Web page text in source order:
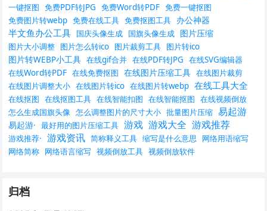
一键抠图 免费PDF转JPG 免费Word转PDF 免费一键抠图
免费图片转webp 免费在线工具 免费抠图工具 办公神器
半文鱼办公工具 国庆头像生成 国旗头像生成 图片压缩
图片大小调整 图片怎么转ico 图片裁剪工具 图片转ico
图片转WEBP小工具 在线gif合并 在线PDF转JPG 在线SVG编辑器
在线Word转PDF 在线免费抠图 在线图片压缩工具 在线图片裁剪
在线图片调整大小 在线图片转ico 在线图片转webp 在线工具大全
在线抠图 在线抠图工具 在线智能扣图 在线智能抠图 在线视频倒放
怎么生成国旗头像 怎么调整图片的尺寸大小 批量图片压缩 易起游
易起游· 最好用的图片压缩工具 游戏 游戏大全 游戏推荐
游戏推荐· 游戏资讯 简称释义工具 缩写是什么意思
网络用语缩写
网络简称 网络语言缩写 视频倒放工具 视频倒放软件
归档